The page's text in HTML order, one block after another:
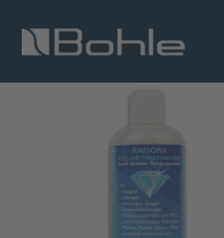
springen